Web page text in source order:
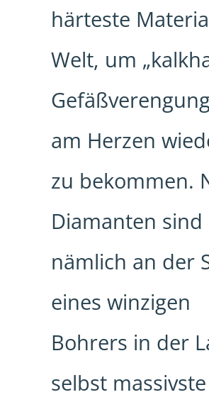
härteste
Welt, um
am Herzen
zu bekommen.
Diamanten sind
nämlich an der
eines winzigen
Bohrers in der
selbst massivste